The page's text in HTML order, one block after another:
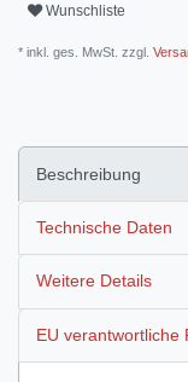
Wunschliste
* inkl. ges. MwSt. zzgl.
Beschreibung
Technische Daten
Weitere Details
EU verantwortliche